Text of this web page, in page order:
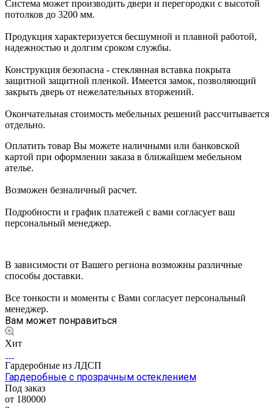
Система может производить двери и перегородки с высотой
потолков до 3200 мм.
Продукция характеризуется бесшумной и плавной работой,
надежностью и долгим сроком службы.
Конструкция безопасна - стеклянная вставка покрыта
защитной защитной пленкой. Имеется замок, позволяющий
закрыть дверь от нежелательных вторжений.
Окончательная стоимость мебельных решений рассчитывается
отдельно.
Оплатить товар Вы можете наличными или банковской
картой при оформлении заказа в ближайшем мебельном
ателье.
Возможен безналичный расчет.
Подробности и график платежей с вами согласует ваш
персональный менеджер.
В зависимости от Вашего региона возможны различные
способы доставки.
Все тонкости и моменты с Вами согласует персональный
менеджер.
Вам может понравиться
Хит
Гардеробные из ЛДСП
Гардеробные с прозрачным остеклением
Под заказ
от 180000